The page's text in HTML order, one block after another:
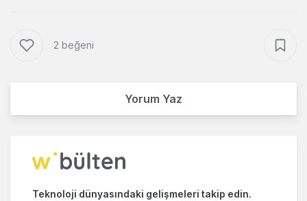
2 beğeni
Yorum Yaz
Teknoloji dünyasındaki gelişmeleri takip edin.